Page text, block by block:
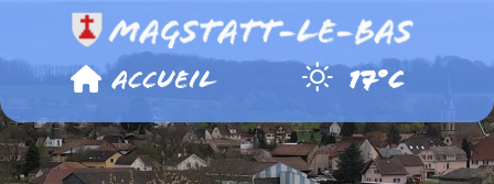
Accueil 17°C
Panneau de gestion des cookies